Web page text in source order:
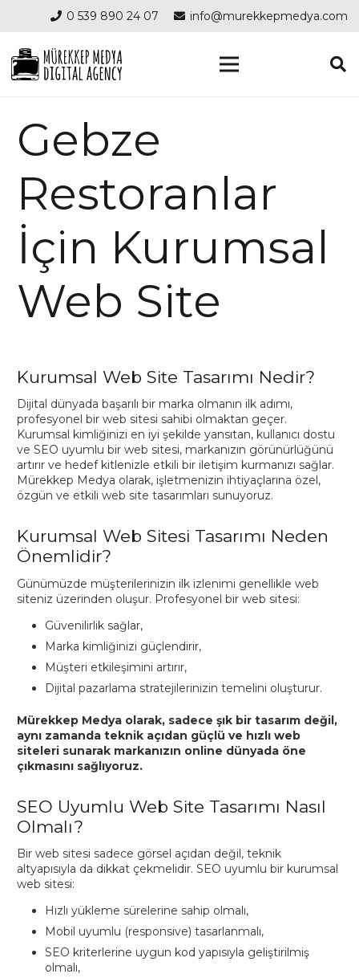
0 539 890 24 07 info@murekkepmedya.com
Gebze
Restoranlar
İçin Kurumsal
Web Site
Kurumsal Web Site Tasarımı Nedir?
Dijital dünyada başarılı bir marka olmanın ilk adımı,
profesyonel bir web sitesi sahibi olmaktan geçer.
Kurumsal kimliğinizi en iyi şekilde yansıtan, kullanıcı dostu
ve SEO uyumlu bir web sitesi, markanızın görünürlüğünü
artırır ve hedef kitlenizle etkili bir iletişim kurmanızı sağlar.
Mürekkep Medya olarak, işletmenizin ihtiyaçlarına özel,
özgün ve etkili web site tasarımları sunuyoruz.
Kurumsal Web Sitesi Tasarımı Neden
Önemlidir?
Günümüzde müşterilerinizin ilk izlenimi genellikle web
siteniz üzerinden oluşur. Profesyonel bir web sitesi:
Güvenilirlik sağlar,
Marka kimliğinizi güçlendirir,
Müşteri etkileşimini artırır,
Dijital pazarlama stratejilerinizin temelini oluşturur.
Mürekkep Medya olarak, sadece şık bir tasarım değil,
aynı zamanda teknik açıdan güçlü ve hızlı web
siteleri sunarak markanızın online dünyada öne
çıkmasını sağlıyoruz.
SEO Uyumlu Web Site Tasarımı Nasıl
Olmalı?
Bir web sitesi sadece görsel açıdan değil, teknik
altyapısıyla da dikkat çekmelidir. SEO uyumlu bir kurumsal
web sitesi:
Hızlı yükleme sürelerine sahip olmalı,
Mobil uyumlu (responsive) tasarlanmalı,
SEO kriterlerine uygun kod yapısıyla geliştirilmiş
olmalı,